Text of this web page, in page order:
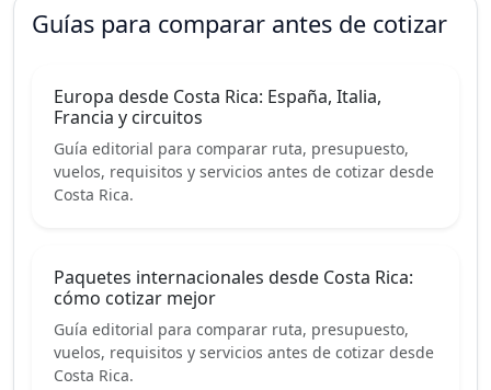
Guías para comparar antes de cotizar
Europa desde Costa Rica: España, Italia,
Francia y circuitos
Guía editorial para comparar ruta, presupuesto,
vuelos, requisitos y servicios antes de cotizar desde
Costa Rica.
Paquetes internacionales desde Costa Rica:
cómo cotizar mejor
Guía editorial para comparar ruta, presupuesto,
vuelos, requisitos y servicios antes de cotizar desde
Costa Rica.